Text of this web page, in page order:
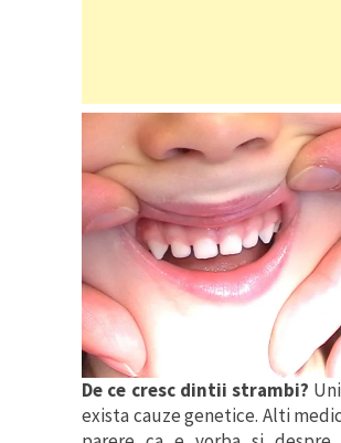
De ce cresc dintii strambi?
exista cauze genetice. Alti